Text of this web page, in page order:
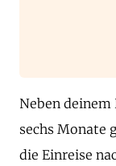
Neben deinem
sechs Monate
die Einreise